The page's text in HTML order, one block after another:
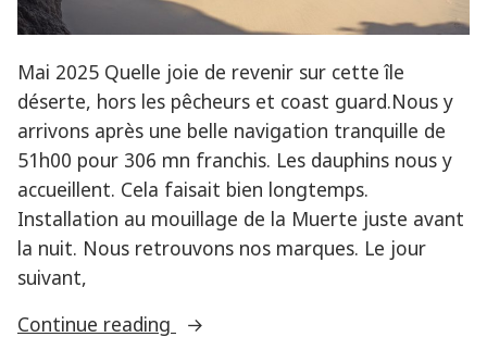
Mai 2025 Quelle joie de revenir sur cette île
déserte, hors les pêcheurs et coast guard.Nous y
arrivons après une belle navigation tranquille de
51h00 pour 306 mn franchis. Les dauphins nous y
accueillent. Cela faisait bien longtemps.
Installation au mouillage de la Muerte juste avant
la nuit. Nous retrouvons nos marques. Le jour
suivant,
Continue reading
« Irrésistible